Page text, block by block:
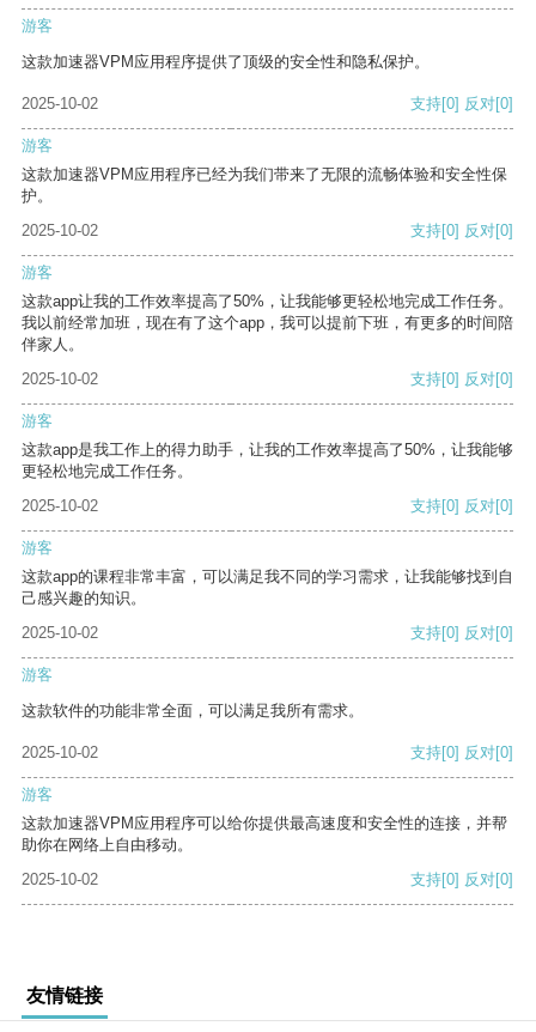
游客
这款加速器VPM应用程序提供了顶级的安全性和隐私保护。
2025-10-02 支持[0] 反对[0]
游客
这款加速器VPM应用程序已经为我们带来了无限的流畅体验和安全性保
护。
2025-10-02
支持[0] 反对[0]
游客
这款app让我的工作效率提高了50%，让我能够更轻松地完成工作任务。
我以前经常加班，现在有了这个app，我可以提前下班，有更多的时间陪
伴家人。
2025-10-02
支持[0] 反对[0]
游客
这款app是我工作上的得力助手，让我的工作效率提高了50%，让我能够
更轻松地完成工作任务。
2025-10-02
支持[0] 反对[0]
游客
这款app的课程非常丰富，可以满足我不同的学习需求，让我能够找到自
己感兴趣的知识。
2025-10-02
支持[0] 反对[0]
游客
这款软件的功能非常全面，可以满足我所有需求。
2025-10-02 支持[0] 反对[0]
游客
这款加速器VPM应用程序可以给你提供最高速度和安全性的连接，并帮
助你在网络上自由移动。
2025-10-02
支持[0] 反对[0]
友情链接